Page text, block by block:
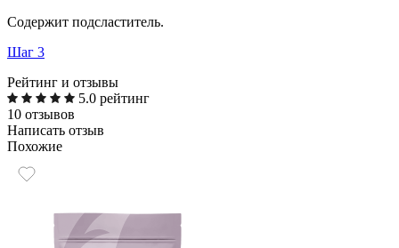
Содержит подсластитель.
Шаг 3
Рейтинг и отзывы
5.0 рейтинг
10 отзывов
Написать отзыв
Похожие